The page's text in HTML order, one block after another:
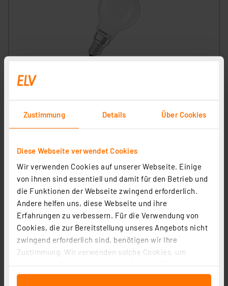
Zustimmung Details Über Cookies
Diese Webseite verwendet Cookies
Wir verwenden Cookies auf unserer Webseite. Einige
von ihnen sind essentiell und damit für den Betrieb und
die Funktionen der Webseite zwingend erforderlich.
Andere helfen uns, diese Webseite und ihre
Erfahrungen zu verbessern. Für die Verwendung von
Cookies, die zur Bereitstellung unseres Angebots nicht
zwingend erforderlich sind, benötigen wir Ihre
Zustimmung. Wir verwenden solche Cookies, um
für soziale Medien anbieten zu können und die Zugriffe
E14, dimmbar, warmweiß, matt
6,95 €